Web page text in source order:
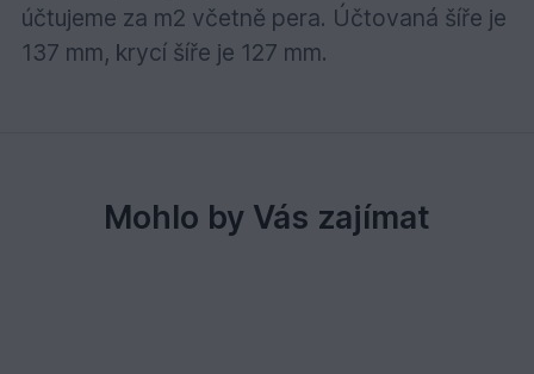
účtujeme za m2 včetně pera. Účtovaná šíře je
137 mm, krycí šíře je 127 mm.
Mohlo by Vás zajímat